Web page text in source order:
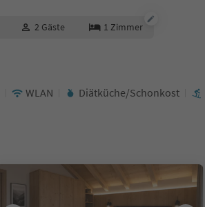
2 Gäste 1 Zimmer
WLAN Diätküche/Schonkost